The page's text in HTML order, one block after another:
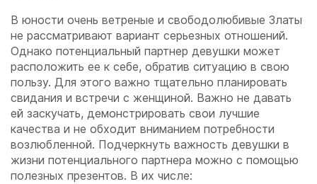
В юности очень ветреные и свободолюбивые Златы
не рассматривают вариант серьезных отношений.
Однако потенциальный партнер девушки может
расположить ее к себе, обратив ситуацию в свою
пользу. Для этого важно тщательно планировать
свидания и встречи с женщиной. Важно не давать
ей заскучать, демонстрировать свои лучшие
качества и не обходит вниманием потребности
возлюбленной. Подчеркнуть важность девушки в
жизни потенциального партнера можно с помощью
полезных презентов. В их числе: